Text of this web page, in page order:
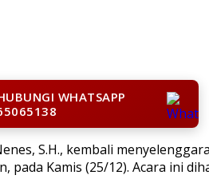
WHATSAPP
S.H., kembali
pada Kamis (25/12). Acara ini